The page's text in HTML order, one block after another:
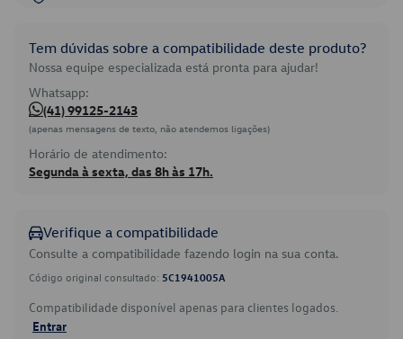
Tem dúvidas sobre a compatibilidade deste produto?
Nossa equipe especializada está pronta para ajudar!
Whatsapp:
(41) 99125-2143
(apenas mensagens de texto, não atendemos ligações)
Horário de atendimento:
Segunda à sexta, das 8h às 17h.
Verifique a compatibilidade
Consulte a compatibilidade fazendo login na sua conta.
Código original consultado: 5C1941005A
Compatibilidade disponível apenas para clientes logados.
Entrar